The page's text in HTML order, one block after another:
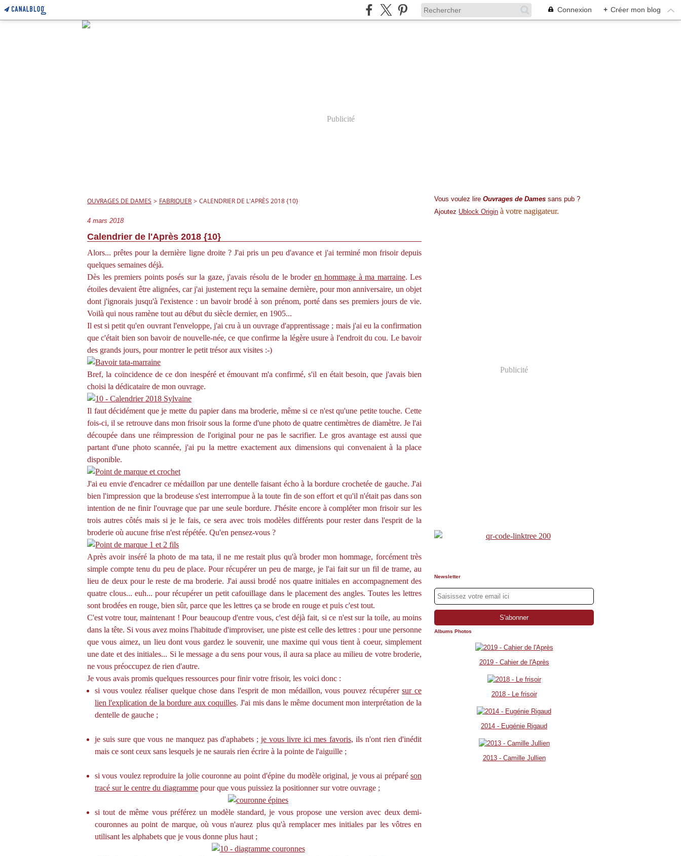
Connexion + Créer mon blog
Publicité
OUVRAGES DE DAMES > FABRIQUER > CALENDRIER DE L'APRÈS 2018 {10}
4 mars 2018
Calendrier de l'Après 2018 {10}
Alors... prêtes pour la dernière ligne droite ? J'ai pris un peu d'avance et j'ai terminé mon frisoir depuis
quelques semaines déjà.
Dès les premiers points posés sur la gaze, j'avais résolu de le broder en hommage à ma marraine. Les
étoiles devaient être alignées, car j'ai justement reçu la semaine dernière, pour mon anniversaire, un objet
dont j'ignorais jusqu'à l'existence : un bavoir brodé à son prénom, porté dans ses premiers jours de vie.
Voilà qui nous ramène tout au début du siècle dernier, en 1905...
Il est si petit qu'en ouvrant l'enveloppe, j'ai cru à un ouvrage d'apprentissage ; mais j'ai eu la confirmation
que c'était bien son bavoir de nouvelle-née, ce que confirme la légère usure à l'endroit du cou. Le bavoir
des grands jours, pour montrer le petit trésor aux visites :-)
Bref, la coïncidence de ce don inespéré et émouvant m'a confirmé, s'il en était besoin, que j'avais bien
choisi la dédicataire de mon ouvrage.
Il faut décidément que je mette du papier dans ma broderie, même si ce n'est qu'une petite touche. Cette
fois-ci, il se retrouve dans mon frisoir sous la forme d'une photo de quatre centimètres de diamètre. Je l'ai
découpée dans une réimpression de l'original pour ne pas le sacrifier. Le gros avantage est aussi que
partant d'une photo scannée, j'ai pu la mettre exactement aux dimensions qui convenaient à la place
disponible.
J'ai eu envie d'encadrer ce médaillon par une dentelle faisant écho à la bordure crochetée de gauche. J'ai
bien l'impression que la brodeuse s'est interrompue à la toute fin de son effort et qu'il n'était pas dans son
intention de ne finir l'ouvrage que par une seule bordure. J'hésite encore à compléter mon frisoir sur les
trois autres côtés mais si je le fais, ce sera avec trois modèles différents pour rester dans l'esprit de la
broderie où aucune frise n'est répétée. Qu'en pensez-vous ?
Après avoir inséré la photo de ma tata, il ne me restait plus qu'à broder mon hommage, forcément très
simple compte tenu du peu de place. Pour récupérer un peu de marge, je l'ai fait sur un fil de trame, au
lieu de deux pour le reste de ma broderie. J'ai aussi brodé nos quatre initiales en accompagnement des
quatre clous... euh... pour récupérer un petit cafouillage dans le placement des angles. Toutes les lettres
sont brodées en rouge, bien sûr, parce que les lettres ça se brode en rouge et puis c'est tout.
C'est votre tour, maintenant ! Pour beaucoup d'entre vous, c'est déjà fait, si ce n'est sur la toile, au moins
dans la tête. Si vous avez moins l'habitude d'improviser, une piste est celle des lettres : pour une personne
que vous aimez, un lieu dont vous gardez le souvenir, une maxime qui vous tient à coeur, simplement
une date et des initiales... Si le message a du sens pour vous, il aura sa place au milieu de votre broderie,
ne vous préoccupez de rien d'autre.
Je vous avais promis quelques ressources pour finir votre frisoir, les voici donc :
si vous voulez réaliser quelque chose dans l'esprit de mon médaillon, vous pouvez récupérersur ce
lien l'explication de la bordure aux coquilles. J'ai mis dans le même document mon interprétation de la
dentelle de gauche ;
je suis sure que vous ne manquez pas d'aphabets ;je vous livre ici mes favoris, ils n'ont rien d'inédit
mais ce sont ceux sans lesquels je ne saurais rien écrire à la pointe de l'aiguille ;
si vous voulez reproduire la jolie couronne au point d'épine du modèle original, je vous ai préparé son
tracé sur le centre du diagramme pour que vous puissiez la positionner sur votre ouvrage ;
si tout de même vous préférez un modèle standard, je vous propose une version avec deux demi-
couronnes au point de marque, où vous n'aurez plus qu'à remplacer mes initiales par les vôtres en
utilisant les alphabets que je vous donne plus haut ;
Vous voulez lire Ouvrages de Dames sans pub ?
Ajoutez Ublock Origin à votre nagigateur.
Publicité
Newsletter
Albums Photos
2019 - Cahier de l'Après
2018 - Le frisoir
2014 - Eugénie Rigaud
2013 - Camille Jullien